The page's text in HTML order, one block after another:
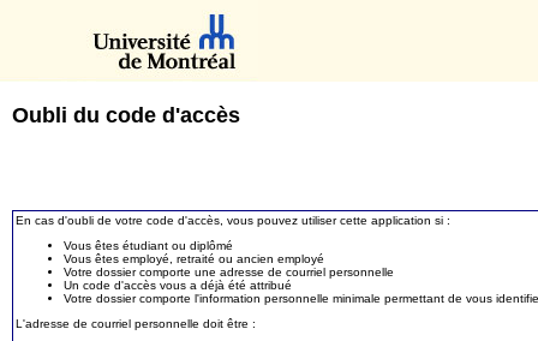
Oubli du code d'accès
En cas d'oubli de votre code d'accès, vous pouvez utiliser cette application si :
Vous êtes étudiant ou diplômé
Vous êtes employé, retraité ou ancien employé
Votre dossier comporte une adresse de courriel personnelle
Un code d'accès vous a déjà été attribué
Votre dossier comporte l'information personnelle minimale permettant de vous
L'adresse de courriel personnelle doit être :